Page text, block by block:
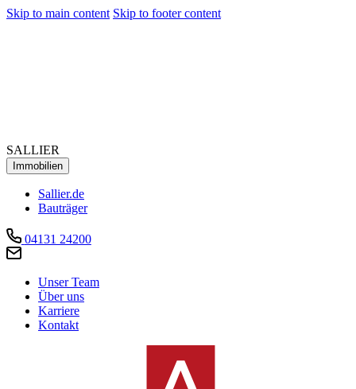
Skip to main content Skip to footer content
SALLIER
Immobilien
Sallier.de
Bauträger
04131 24200
Unser Team
Über uns
Karriere
Kontakt